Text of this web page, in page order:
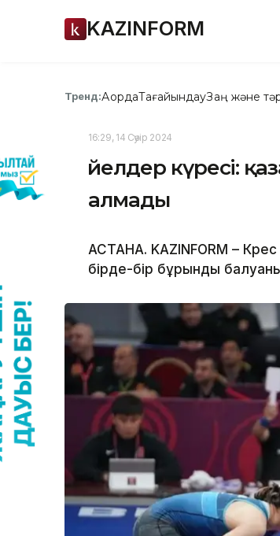
KAZINFORM
Тренд:АқордаТағайындауЗаң және
16:29, 14 Сәуір 2024
Әйелдер күресі:
алмады
АСТАНА. KAZINFORM –
бірде-бір бұрынды